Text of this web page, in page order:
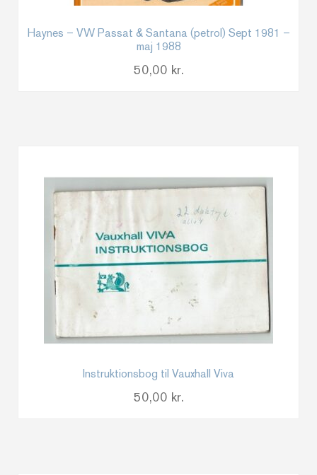
Haynes – VW Passat & Santana (petrol) Sept 1981 –
maj 1988
50,00 kr.
Instruktionsbog til Vauxhall Viva
50,00 kr.